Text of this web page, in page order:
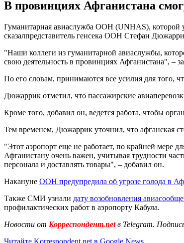
В провинциях Афганистана
Гуманитарная авиаслужба ООН (UNHAS), которой
сказалпредставитель генсека ООН Стефан
"Наши коллеги из гуманитарной авиаслужбы,
свою деятельность в провинциях Афганистана", –
По его словам, принимаются все усилия для того,
Дюжаррик отметил, что пассажирские
Кроме того, добавил он, ведется работа, чтобы
Тем временем, Дюжаррик уточнил, что афганская
"Этот аэропорт еще не работает, по крайней мере
Афганистану очень важен, учитывая трудности
персонала и доставлять товары", – добавил он.
Накануне ООН предупредила об угрозе голода в
Также СМИ узнали дату возобновления
профилактических работ в аэропорту Кабула.
Новости от Корреспондент.netв Telegram.
Читайте Korrespondent.net в Google News